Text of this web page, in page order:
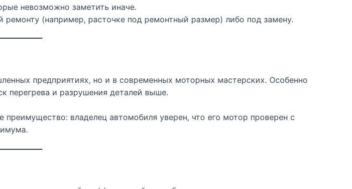
невозможно заметить иначе.
(например, расточке под ремонтный размер) либо под замену.
предприятиях, но и в современных моторных мастерских. Особенно
перегрева и разрушения деталей выше.
владелец автомобиля уверен, что его мотор проверен с